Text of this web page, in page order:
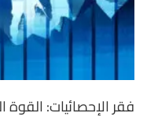
فقر الإحصائيات: القوة